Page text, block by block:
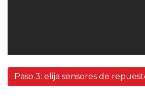
Paso 3: elija sensores de